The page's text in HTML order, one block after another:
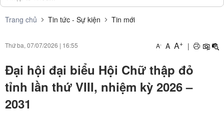
Trang chủ Tin tức - Sự kiện Tin mới
Thứ ba, 07/07/2026 | 16:55 A- A A+ |
Đại hội đại biểu Hội Chữ thập đỏ
tỉnh lần thứ VIII, nhiệm kỳ 2026 –
2031